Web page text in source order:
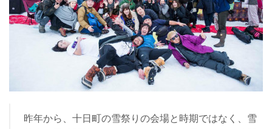
昨年から、十日町の雪祭りの会場と時期ではなく、雪